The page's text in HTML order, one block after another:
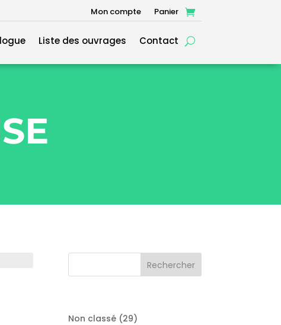
Mon compte Panier
Liste des ouvrages Contact
Non classé 2929